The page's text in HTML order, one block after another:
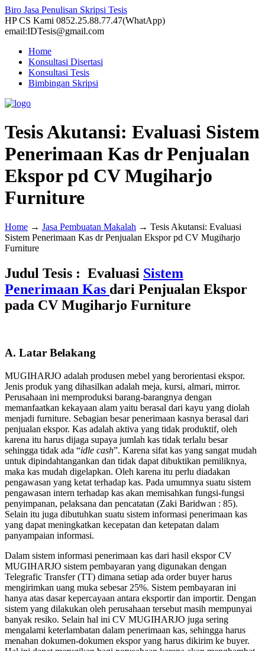
Biro Jasa Penulisan Skripsi Tesis
HP CS Kami 0852.25.88.77.47(WhatApp)
email:IDTesis@gmail.com
Home
Konsultasi Disertasi
Konsultasi Tesis
Bimbingan Skripsi
Tesis Akutansi: Evaluasi Sistem
Penerimaan Kas dr Penjualan
Ekspor pd CV Mugiharjo
Furniture
Home → Jasa Pembuatan Makalah → Tesis Akutansi: Evaluasi
Sistem Penerimaan Kas dr Penjualan Ekspor pd CV Mugiharjo
Furniture
Judul Tesis : Evaluasi Sistem
Penerimaan Kas dari Penjualan Ekspor
pada CV Mugiharjo Furniture
A. Latar Belakang
MUGIHARJO adalah produsen mebel yang berorientasi ekspor.
Jenis produk yang dihasilkan adalah meja, kursi, almari, mirror.
Perusahaan ini memproduksi barang-barangnya dengan
memanfaatkan kekayaan alam yaitu berasal dari kayu yang diolah
menjadi furniture. Sebagian besar penerimaan kasnya berasal dari
penjualan ekspor. Kas adalah aktiva yang tidak produktif, oleh
karena itu harus dijaga supaya jumlah kas tidak terlalu besar
sehingga tidak ada “idle cash”. Karena sifat kas yang sangat mudah
untuk dipindahtangankan dan tidak dapat dibuktikan pemiliknya,
maka kas mudah digelapkan. Oleh karena itu perlu diadakan
pengawasan yang ketat terhadap kas. Pada umumnya suatu sistem
pengawasan intern terhadap kas akan memisahkan fungsi-fungsi
penyimpanan, pelaksana dan pencatatan (Zaki Baridwan : 85).
Selain itu juga dibutuhkan suatu sistem informasi penerimaan kas
yang dapat meningkatkan kecepatan dan ketepatan dalam
panyampaian informasi.
Dalam sistem informasi penerimaan kas dari hasil ekspor CV
MUGIHARJO sistem pembayaran yang digunakan dengan
Telegrafic Transfer (TT) dimana setiap ada order buyer harus
mengirimkan uang muka sebesar 25%. Sistem pembayaran ini
hanya atas dasar kepercayaan antara eksportir dan importir. Dengan
sistem yang dilakukan oleh perusahaan tersebut masih mempunyai
banyak resiko. Selain hal ini CV MUGIHARJO juga sering
mengalami keterlambatan dalam penerimaan kas, sehingga harus
menahan dokumen-dokumen ekspor yang harus dikirim ke buyer.